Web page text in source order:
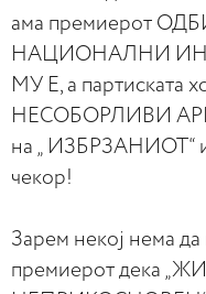
ама премиерот
НАЦИОНАЛНИ
МУ Е, а партиската
НЕСОБОРЛИВИ
на „ ИЗБРЗАНИОТ“
чекор!
Зарем некој нема
премиерот дека